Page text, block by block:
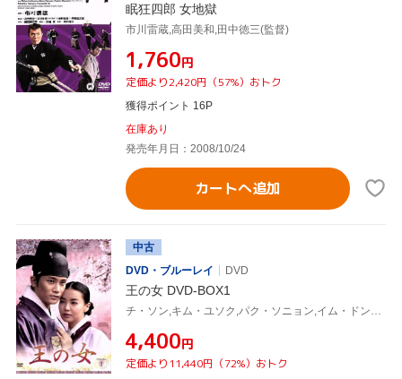
眠狂四郎 女地獄
市川雷蔵,高田美和,田中徳三(監督)
¥1,760円
定価より2,420円（57%）おトク
獲得ポイント 16P
在庫あり
発売年月日：2008/10/24
カートへ追加
中古
DVD・ブルーレイ
DVD
王の女 DVD-BOX1
¥4,400円
定価より11,440円（72%）おトク